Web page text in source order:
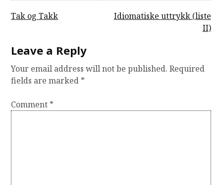
Post
Tak og Takk
Idiomatiske uttrykk (liste
II)
Leave a Reply
Your email address will not be published. Required
fields are marked *
Comment *